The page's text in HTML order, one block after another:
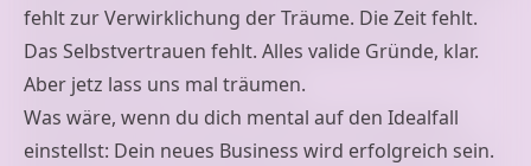
fehlt zur Verwirklichung der Träume. Die Zeit fehlt.
Das Selbstvertrauen fehlt. Alles valide Gründe, klar.
Aber jetz lass uns mal träumen.
Was wäre, wenn du dich mental auf den Idealfall
einstellst: Dein neues Business wird erfolgreich sein.